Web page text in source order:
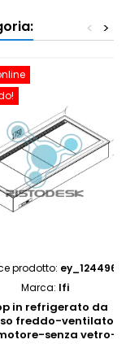
>
<
prodotto: ey_124496
Marca: Ifi
in refrigerato da
freddo-ventilato-
senza vetro-